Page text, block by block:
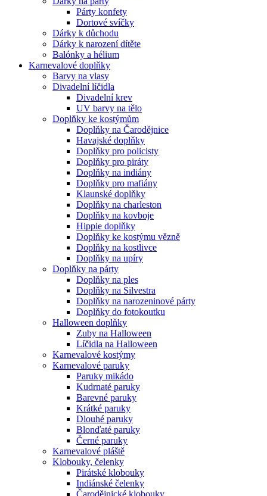
Párty konfety
Dortové svíčky
Dárky k důchodu
Dárky k narození dítěte
Balónky a hélium
Karnevalové doplňky
Barvy na vlasy
Divadelní líčidla
Divadelní krev
UV barvy na tělo
Doplňky ke kostýmům
Doplňky na Čarodějnice
Havajské doplňky
Doplňky pro policisty
Doplňky pro piráty
Doplňky na indiány
Doplňky pro mafiány
Klaunské doplňky
Doplňky na charleston
Doplňky na kovboje
Hippie doplňky
Doplňky ke kostýmu vězně
Doplňky na kostlivce
Doplňky na upíry
Doplňky na párty
Doplňky na ples
Doplňky na Silvestra
Doplňky na narozeninové párty
Doplňky do fotokoutku
Halloween doplňky
Zuby na Halloween
Líčidla na Halloween
Karnevalové kostýmy
Karnevalové paruky
Paruky mikádo
Kudrnaté paruky
Barevné paruky
Krátké paruky
Dlouhé paruky
Blonďaté paruky
Černé paruky
Karnevalové pláště
Klobouky, čelenky
Pirátské klobouky
Indiánské čelenky
Čarodějnické klobouky